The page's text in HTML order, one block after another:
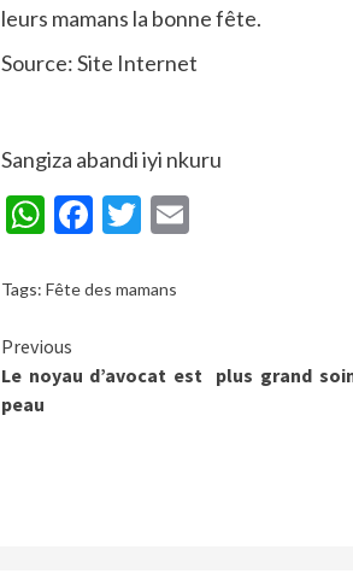
leurs mamans la bonne fête.
Source: Site Internet
Sangiza abandi iyi nkuru
WhatsApp
Facebook
Twitter
Tags:Fête des mamans
Continue
Reading
Previous
Le noyau d’avocat est plus grand
peau